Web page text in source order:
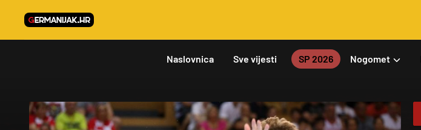
Naslovnica Sve vijesti SP 2026 Nogomet